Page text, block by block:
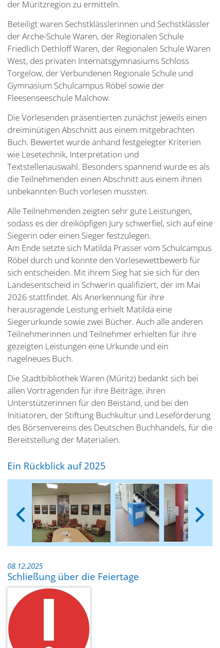
der Müritzregion zu ermitteln.
Beteiligt waren Sechstklässlerinnen und Sechstklässler
der Arche-Schule Waren, der Regionalen Schule
Friedlich Dethloff Waren, der Regionalen Schule Waren
West, des privaten Internatsgymnasiums Schloss
Torgelow, der Verbundenen Regionale Schule und
Gymnasium Schulcampus Röbel sowie der
Fleesenseeschule Malchow.
Die Vorlesenden präsentierten zunächst jeweils einen
dreiminütigen Abschnitt aus einem mitgebrachten
Buch. Bewertet wurde anhand festgelegter Kriterien
wie Lesetechnik, Interpretation und
Textstellenauswahl. Besonders spannend wurde es als
die Teilnehmenden einen Abschnitt aus einem ihnen
unbekannten Buch vorlesen mussten.
Alle Teilnehmenden zeigten sehr gute Leistungen,
sodass es der dreiköpfigen Jury schwerfiel, sich auf eine
Siegerin oder einen Sieger festzulegen.
Am Ende setzte sich Matilda Prasser vom Schulcampus
Röbel durch und konnte den Vorlesewettbewerb für
sich entscheiden. Mit ihrem Sieg hat sie sich für den
Landesentscheid in Schwerin qualifiziert, der im Mai
2026 stattfindet. Als Anerkennung für ihre
herausragende Leistung erhielt Matilda eine
Siegerurkunde sowie zwei Bücher. Auch alle anderen
Teilnehmerinnen und Teilnehmer erhielten für ihre
gezeigten Leistungen eine Urkunde und ein
nagelneues Buch.
Die Stadtbibliothek Waren (Müritz) bedankt sich bei
allen Vortragenden für ihre Beiträge, ihren
Unterstützerinnen für den Beistand, und bei den
Initiatoren, der Stiftung Buchkultur und Leseförderung
des Börsenvereins des Deutschen Buchhandels, für die
Bereitstellung der Materialien.
Ein Rückblick auf 2025
08.12.2025
Schließung über die Feiertage